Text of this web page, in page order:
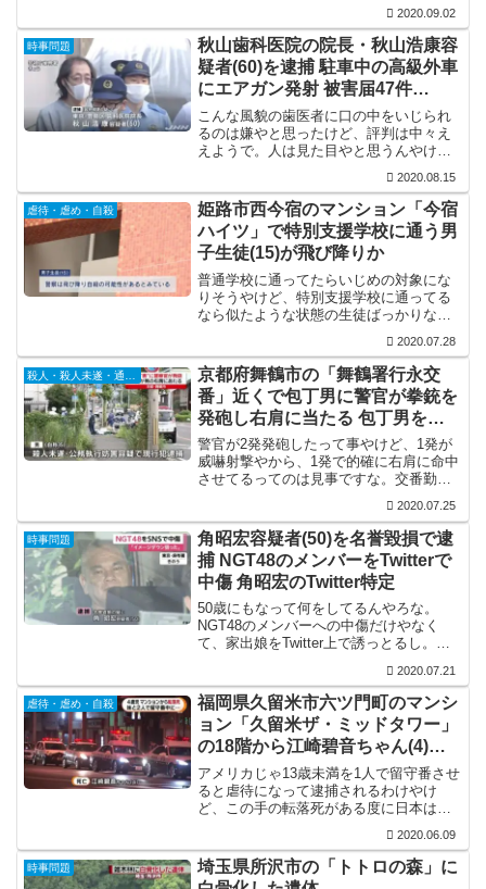
恵を受ける産業はあんまりないと思うん
やけど。仮に特需の恩恵を受ける事があ
ったとしても、これを教育...
2020.09.02
時事問題
秋山歯科医院の院長・秋山浩康容
疑者(60)を逮捕 駐車中の高級外車
にエアガン発射 被害届47件
Facebook特定
こんな風貌の歯医者に口の中をいじられ
るのは嫌やと思ったけど、評判は中々え
えようで。人は見た目やと思うんやけ
2020.08.15
虐待・虐め・自殺
姫路市西今宿のマンション「今宿
ハイツ」で特別支援学校に通う男
子生徒(15)が飛び降りか
普通学校に通ってたらいじめの対象にな
りそうやけど、特別支援学校に通ってる
なら似たような状態の生徒ばっかりなん
けどなぁ。そうでもないんやろか？ま
ぁ、人間って言うか動物は常に自分より
弱い対象を探して優位に立と...
2020.07.28
京都府舞鶴市の「舞鶴署行永交
番」近くで包丁男に警官が拳銃を
発砲し右肩に当たる 包丁男を現
行犯逮捕
警官が2発発砲したって事やけど、1発が
威嚇射撃やから、1発で的確に右肩に命中
させてるってのは見事ですな。交番勤務
から、逃走者なんかも発砲して止められ
ると思うんやけど。状況的には包丁男が
走り回るのと一緒なん...
2020.07.25
時事問題
角昭宏容疑者(50)を名誉毀損で逮
捕 NGT48のメンバーをTwitterで
中傷 角昭宏のTwitter特定
50歳にもなって何をしてるんやろな。
NGT48のメンバーへの中傷だけやなく
て、家出娘をTwitter上で誘っとるし。そ
ァンってのが理解に苦しむけど。2020.07.21
虐待・虐め・自殺
福岡県久留米市六ツ門町のマンシ
ョン「久留米ザ・ミッドタワー」
の18階から江崎碧音ちゃん(4)が
転落死 1歳の妹と2人で留守番
アメリカじゃ13歳未満を1人で留守番させ
ると虐待になって逮捕されるわけやけ
ど、この手の転落死がある度に日本は何
しかも、18階に住んでてこうなる事が想
像出来んってのがなぁ。タワーマンショ
ンに住むと色々と麻痺...
2020.06.09
時事問題
埼玉県所沢市の「トトロの森」に